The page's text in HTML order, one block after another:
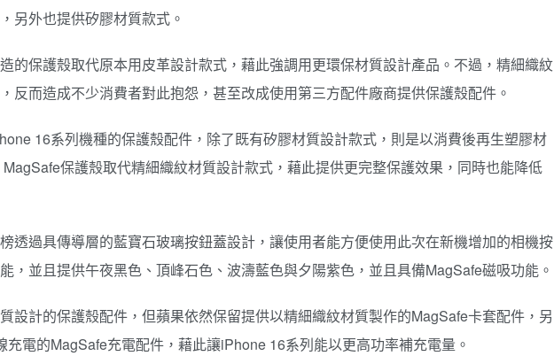
另外也提供矽膠材質款式。
的保護殼取代原本用皮革設計款式，藉此強調用更環保材質設計產品。不過，精細織紋
反而造成不少消費者對此抱怨，甚至改成使用第三方配件廠商提供保護殼配件。
16系列機種的保護殼配件，除了既有矽膠材質設計款式，則是以消費後再生塑膠材
保護殼取代精細織紋材質設計款式，藉此提供更完整保護效果，同時也能降低
透過具傳導層的藍寶石玻璃按鈕蓋設計，讓使用者能方便使用此次在新機增加的相機按
，並且提供午夜黑色、頂峰石色、波濤藍色與夕陽紫色，並且具備MagSafe磁吸功能。
設計的保護殼配件，但蘋果依然保留提供以精細織紋材質製作的MagSafe卡套配件，另
充電的MagSafe充電配件，藉此讓iPhone 16系列能以更高功率補充電量。